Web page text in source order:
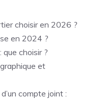
choisir en 2026 ?
en 2024 ?
choisir ?
et
compte joint :